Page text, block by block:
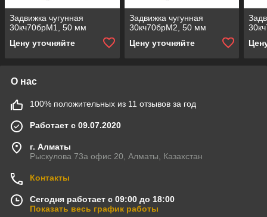
Задвижка чугунная
30кч70брМ1, 50 мм
Цену уточняйте
Задвижка чугунная
30кч70брМ2, 50 мм
Цену уточняйте
О нас
100% положительных из 11 отзывов за год
Работает с 09.07.2020
г. Алматы
Рыскулова 73а офис 20, Алматы, Казахстан
Контакты
Сегодня работает с 09:00 до 18:00
Показать весь график работы